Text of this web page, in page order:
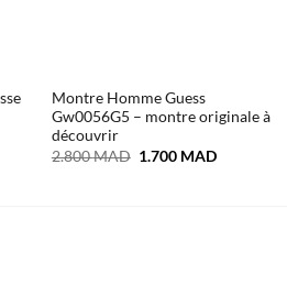
Montre Homme Guess
Gw0056G5 – montre originale à
découvrir
2.800MAD Le
1.700 MADLe